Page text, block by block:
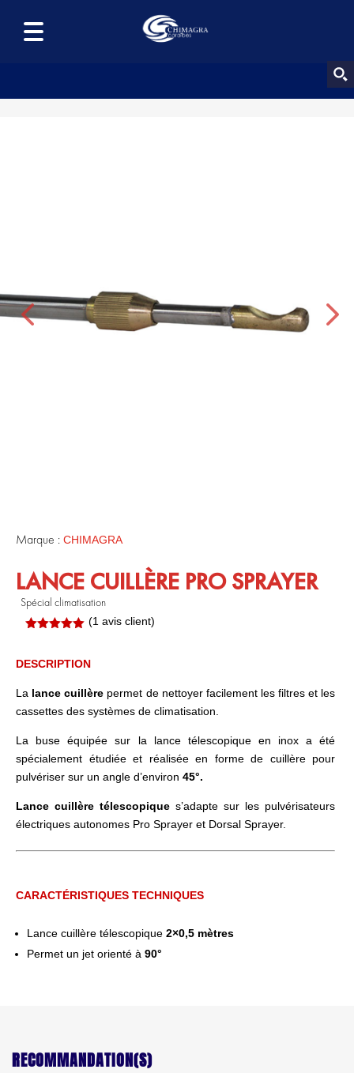
Marque : CHIMAGRA
LANCE CUILLÈRE PRO SPRAYER
Spécial climatisation
basé sur
(1 avis client)
DESCRIPTION
La lance cuillère permet de nettoyer facilement les filtres et les
cassettes des systèmes de climatisation.
La buse équipée sur la lance télescopique en inox a été
spécialement étudiée et réalisée en forme de cuillère pour
pulvériser sur un angle d’environ 45°.
Lance cuillère télescopiques’adapte sur les pulvérisateurs
électriques autonomes Pro Sprayer et Dorsal Sprayer.
CARACTÉRISTIQUES TECHNIQUES
Lance cuillère télescopique 2×0,5 mètres
Permet un jet orienté à 90°
RECOMMANDATION(S)